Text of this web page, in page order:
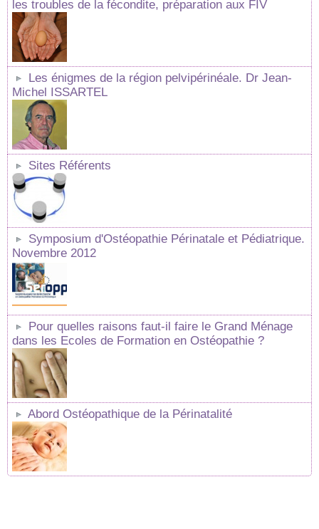
les troubles de la fécondite, préparation aux FIV
Les énigmes de la région pelvipérinéale. Dr Jean-
Michel ISSARTEL
Sites Référents
Symposium d'Ostéopathie Périnatale et Pédiatrique.
Novembre 2012
Pour quelles raisons faut-il faire le Grand Ménage
dans les Ecoles de Formation en Ostéopathie ?
Abord Ostéopathique de la Périnatalité